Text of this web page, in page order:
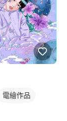
電繪作品